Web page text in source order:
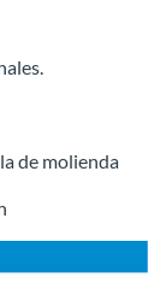
de molienda